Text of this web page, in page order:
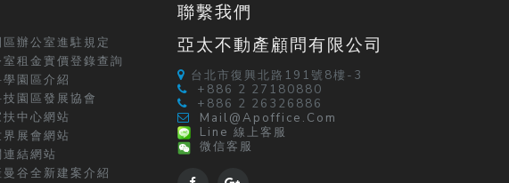
辦公室進駐規定
租金實價登錄查詢
園區介紹
園區發展協會
中心網站
展會網站
結網站
谷全新建案介紹
聯繫我們
亞太不動產顧問有限公司
台北市復興北路191號8樓-3
+886 2 27180880
+886 2 26326886
Mail@apoffice.com
Line 線上客服
微信客服